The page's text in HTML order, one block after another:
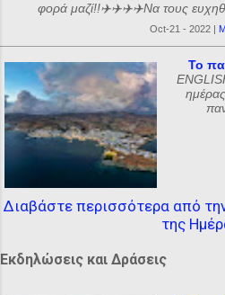
φορά μαζί!!✈️✈️✈️✈️Να τους
Oct-21 - 2022 |
Το
Διαβάστε περισσότερα από
της
Εκδηλώσεις και Δράσεις